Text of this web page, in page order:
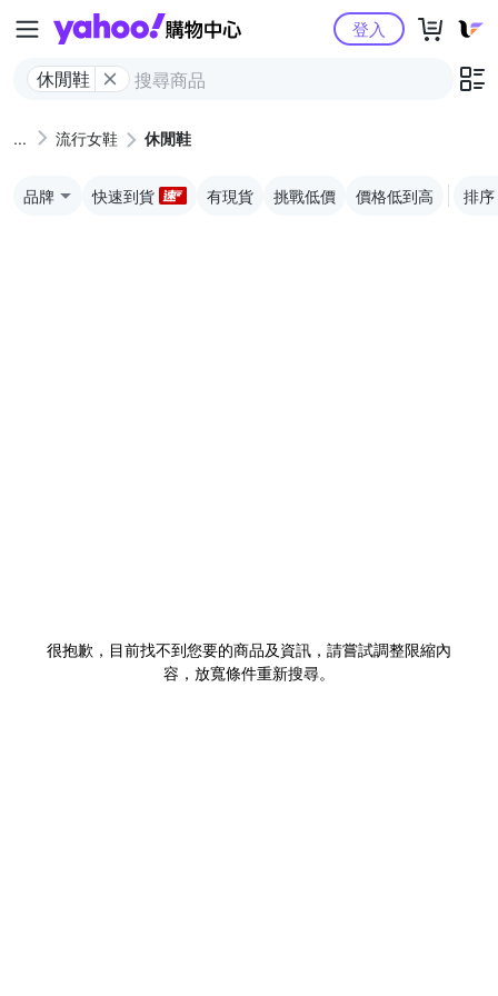
Yahoo購物中心
休閒鞋
登入
流行女鞋 休閒鞋
品牌 快速到貨 有現貨 挑戰低價 價格低到高 排序
很抱歉，目前找不到您要的商品及資訊，請嘗試調整限縮內
容，放寬條件重新搜尋。